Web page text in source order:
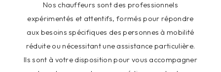
Nos chauffeurs sont des professionnels
expérimentés et attentifs, formés pour répondre
aux besoins spécifiques des personnes à mobilité
réduite ou nécessitant une assistance particulière.
Ils sont à votre disposition pour vous accompagner